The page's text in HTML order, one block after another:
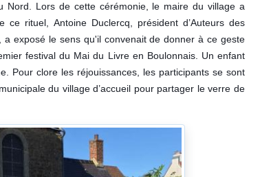
Nord. Lors de cette cérémonie, le maire du village a
ce rituel, Antoine Duclercq, président d’Auteurs des
a exposé le sens qu'il convenait de donner à ce geste
festival du Mai du Livre en Boulonnais. Un enfant
Pour clore les réjouissances, les participants se sont
du village d’accueil pour partager le verre de